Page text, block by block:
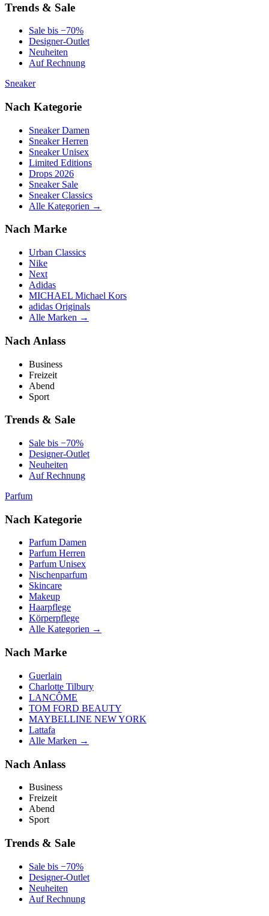
Trends & Sale
Sale bis −70%
Designer-Outlet
Neuheiten
Auf Rechnung
Sneaker
Nach Kategorie
Sneaker Damen
Sneaker Herren
Sneaker Unisex
Limited Editions
Drops 2026
Sneaker Sale
Sneaker Classics
Alle Kategorien →
Nach Marke
Urban Classics
Nike
Next
Adidas
MICHAEL Michael Kors
adidas Originals
Alle Marken →
Nach Anlass
Business
Freizeit
Abend
Sport
Trends & Sale
Sale bis −70%
Designer-Outlet
Neuheiten
Auf Rechnung
Parfum
Nach Kategorie
Parfum Damen
Parfum Herren
Parfum Unisex
Nischenparfum
Skincare
Makeup
Haarpflege
Körperpflege
Alle Kategorien →
Nach Marke
Guerlain
Charlotte Tilbury
LANCÔME
TOM FORD BEAUTY
MAYBELLINE NEW YORK
Lattafa
Alle Marken →
Nach Anlass
Business
Freizeit
Abend
Sport
Trends & Sale
Sale bis −70%
Designer-Outlet
Neuheiten
Auf Rechnung